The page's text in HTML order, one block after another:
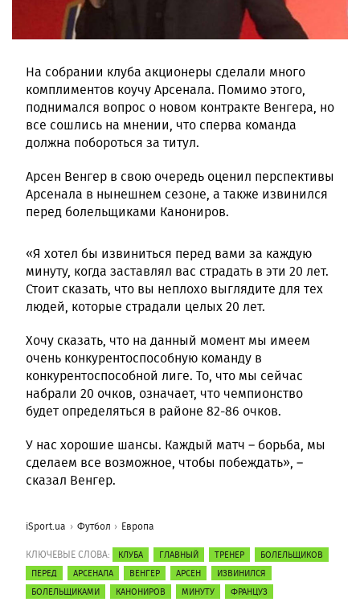
На собрании клуба акционеры сделали много
комплиментов коучу Арсенала. Помимо этого,
поднимался вопрос о новом контракте Венгера, но
все сошлись на мнении, что сперва команда
должна побороться за титул.
Арсен Венгер в свою очередь оценил перспективы
Арсенала в нынешнем сезоне, а также извинился
перед болельщиками Канониров.
«Я хотел бы извиниться перед вами за каждую
минуту, когда заставлял вас страдать в эти 20 лет.
Стоит сказать, что вы неплохо выглядите для тех
людей, которые страдали целых 20 лет.
Хочу сказать, что на данный момент мы имеем
очень конкурентоспособную команду в
конкурентоспособной лиге. То, что мы сейчас
набрали 20 очков, означает, что чемпионство
будет определяться в районе 82-86 очков.
У нас хорошие шансы. Каждый матч – борьба, мы
сделаем все возможное, чтобы побеждать», –
сказал Венгер.
iSport.ua Футбол Европа
КЛЮЧЕВЫЕ СЛОВА: КЛУБА ГЛАВНЫЙ ТРЕНЕР
БОЛЕЛЬЩИКОВ
ПЕРЕД
АРСЕНАЛА ВЕНГЕР АРСЕН
ИЗВИНИЛСЯ
БОЛЕЛЬЩИКАМИ
КАНОНИРОВ МИНУТУ
ФРАНЦУЗ